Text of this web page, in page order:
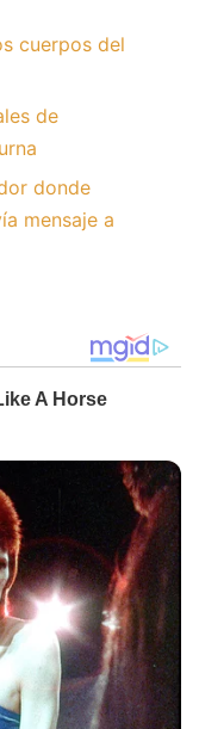
cuerpos del
de
donde
mensaje a